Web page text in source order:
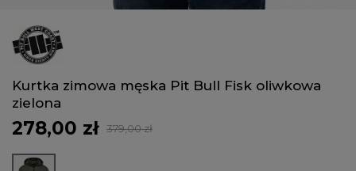
Kurtka zimowa męska Pit Bull Fisk oliwkowa
zielona
278,00 zł 379,00 zł